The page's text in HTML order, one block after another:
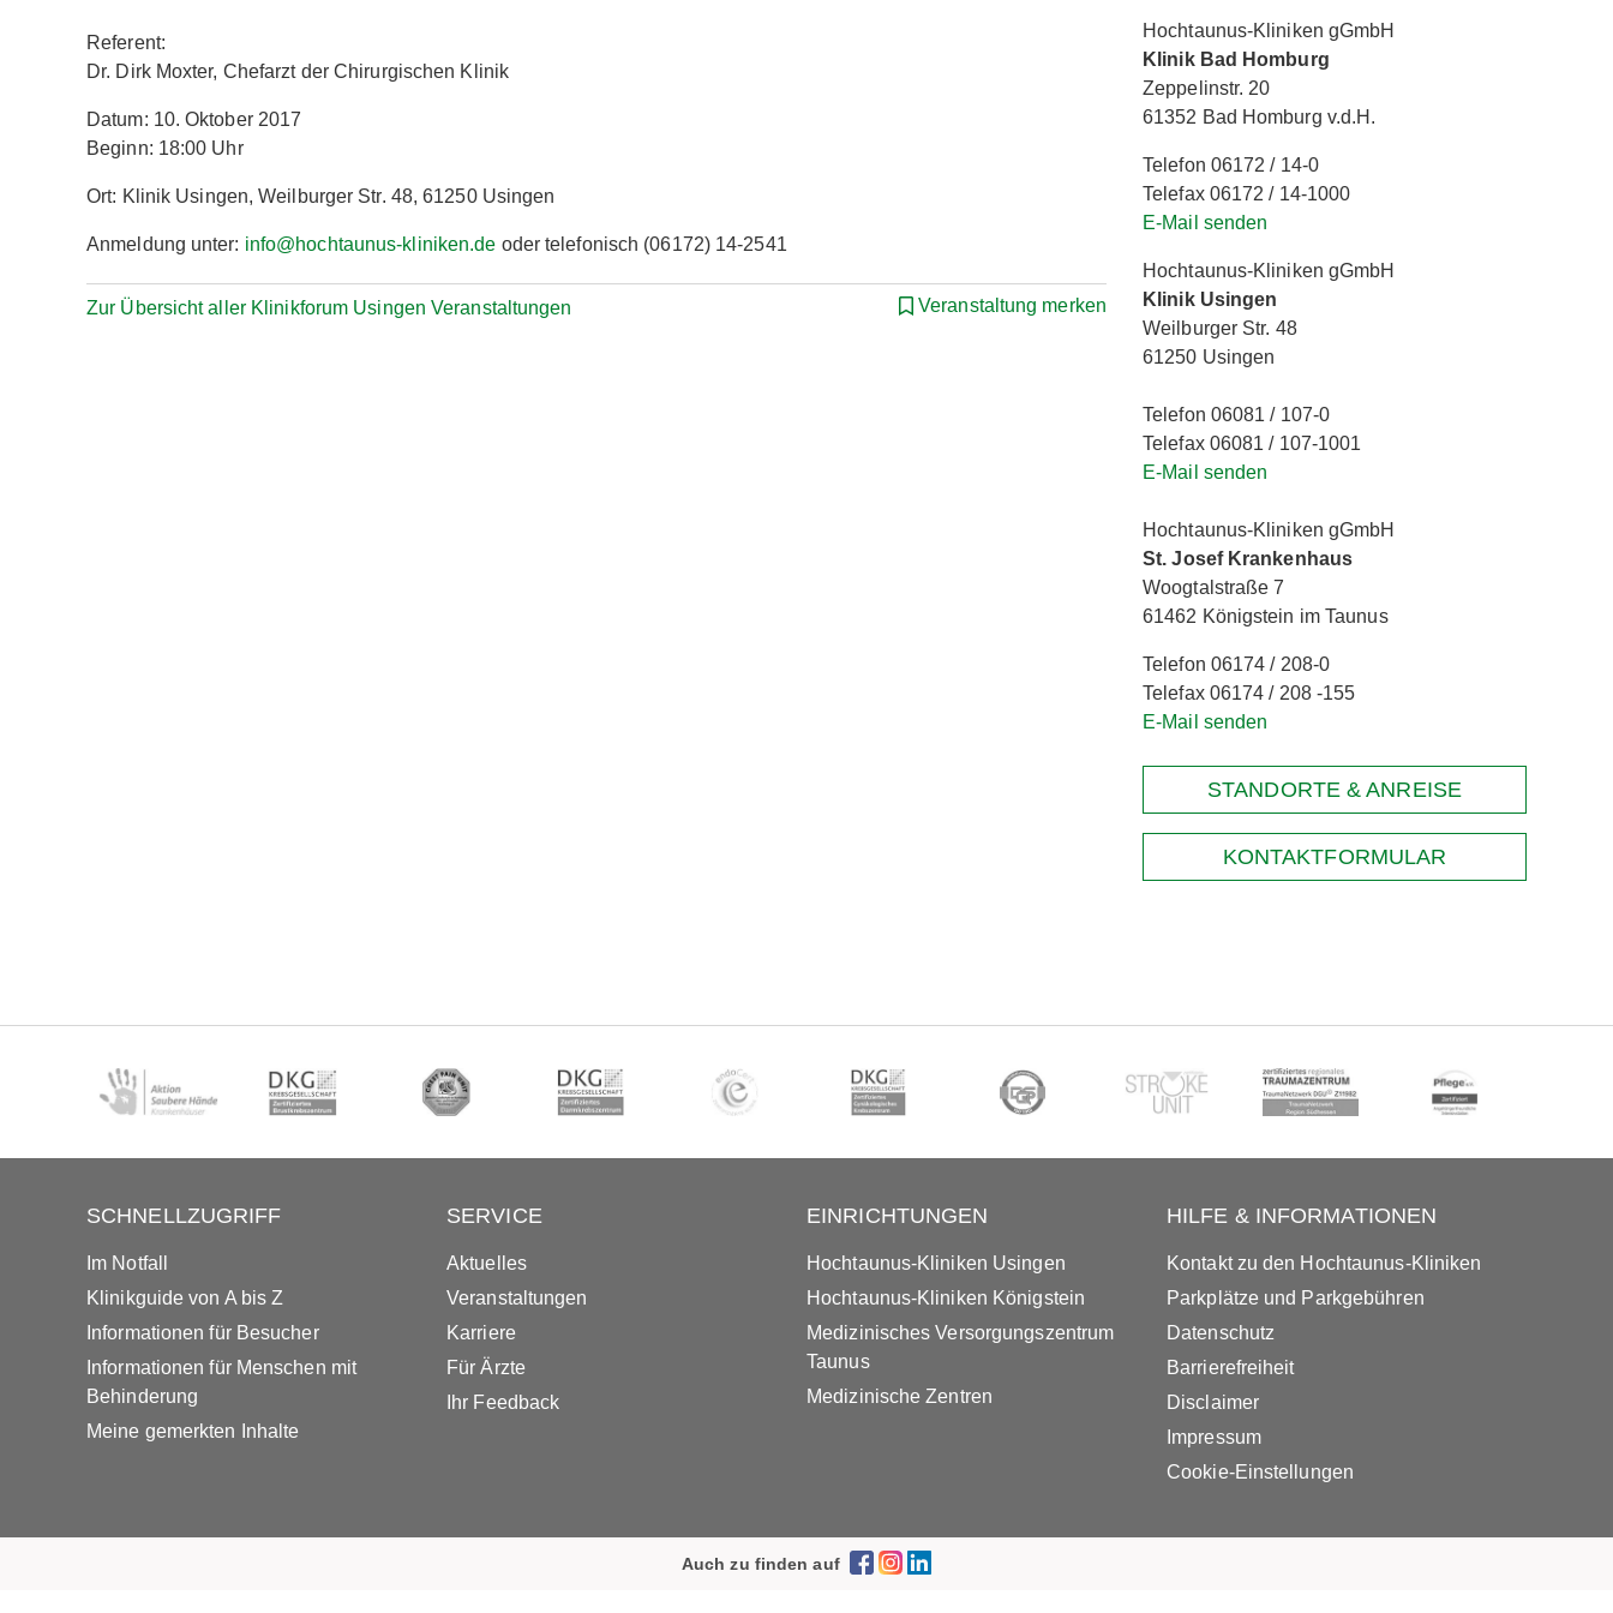
Referent:
Dr. Dirk Moxter, Chefarzt der Chirurgischen Klinik
Datum: 10. Oktober 2017
Beginn: 18:00 Uhr
Ort: Klinik Usingen, Weilburger Str. 48, 61250 Usingen
Anmeldung unter: info@hochtaunus-kliniken.de oder telefonisch (06172) 14-2541
Zur Übersicht aller Klinikforum Usingen Veranstaltungen Veranstaltung merken
Hochtaunus-Kliniken gGmbH
Klinik Bad Homburg
Zeppelinstr. 20
61352 Bad Homburg v.d.H.
Telefon 06172 / 14-0
Telefax 06172 / 14-1000
E-Mail senden
Hochtaunus-Kliniken gGmbH
Klinik Usingen
Weilburger Str. 48
61250 Usingen
Telefon 06081 / 107-0
Telefax 06081 / 107-1001
E-Mail senden
Hochtaunus-Kliniken gGmbH
St. Josef Krankenhaus
Woogtalstraße 7
61462 Königstein im Taunus
Telefon 06174 / 208-0
Telefax 06174 / 208 -155
E-Mail senden
STANDORTE & ANREISE
KONTAKTFORMULAR
SCHNELLZUGRIFF
Im Notfall
Klinikguide von A bis Z
Informationen für Besucher
Informationen für Menschen mit
Behinderung
Meine gemerkten Inhalte
SERVICE
Aktuelles
Veranstaltungen
Karriere
Für Ärzte
Ihr Feedback
EINRICHTUNGEN
Hochtaunus-Kliniken Usingen
Hochtaunus-Kliniken Königstein
Medizinisches Versorgungszentrum
Taunus
Medizinische Zentren
HILFE & INFORMATIONEN
Kontakt zu den Hochtaunus-Kliniken
Parkplätze und Parkgebühren
Datenschutz
Barrierefreiheit
Disclaimer
Impressum
Cookie-Einstellungen
Auch zu finden auf